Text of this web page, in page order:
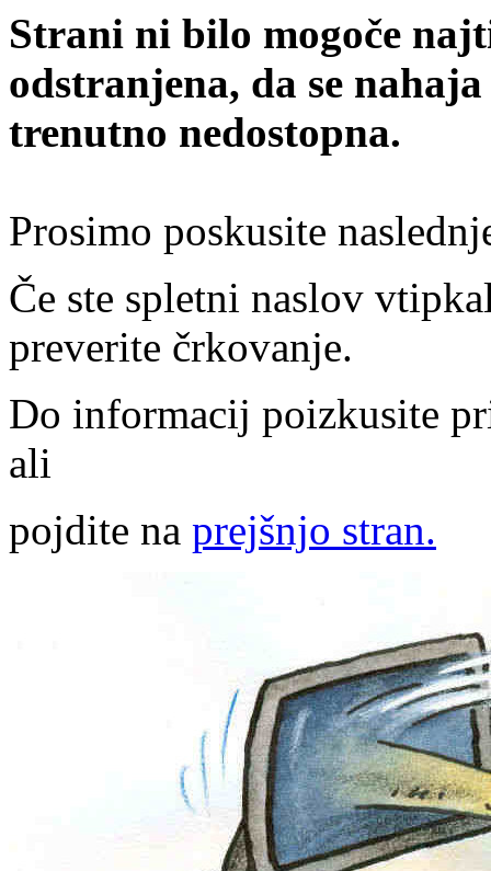
Strani ni bilo mogoče
odstranjena, da se
trenutno nedostopna.
Prosimo poskusite
Če ste spletni naslov
preverite črkovanje.
Do informacij poizkusite
ali
pojdite na prejšnjo stran.